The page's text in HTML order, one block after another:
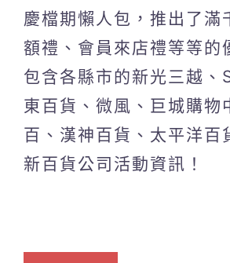
慶檔期懶人包，推出了滿
額禮、會員來店禮等等的
包含各縣市的新光三越、
東百貨、微風、巨城購物
百、漢神百貨、太平洋百
新百貨公司活動資訊！